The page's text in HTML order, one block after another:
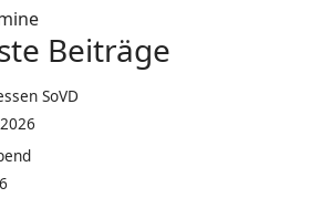
Beiträge
SoVD